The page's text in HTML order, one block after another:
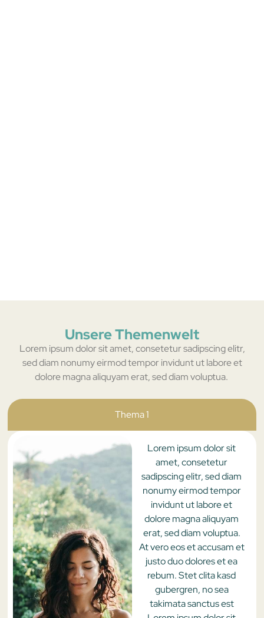
Unsere Themenwelt
Lorem ipsum dolor sit amet, consetetur sadipscing elitr,
sed diam nonumy eirmod tempor invidunt ut labore et
dolore magna aliquyam erat, sed diam voluptua.
Thema 1
Lorem ipsum dolor sit
amet, consetetur
sadipscing elitr, sed diam
nonumy eirmod tempor
invidunt ut labore et
dolore magna aliquyam
erat, sed diam voluptua.
At vero eos et accusam et
justo duo dolores et ea
rebum. Stet clita kasd
gubergren, no sea
takimata sanctus est